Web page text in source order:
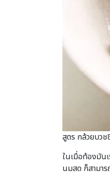
สูตร กล้วยบวช
ในเมื่อท้องมัน
นมสด ก็สามา